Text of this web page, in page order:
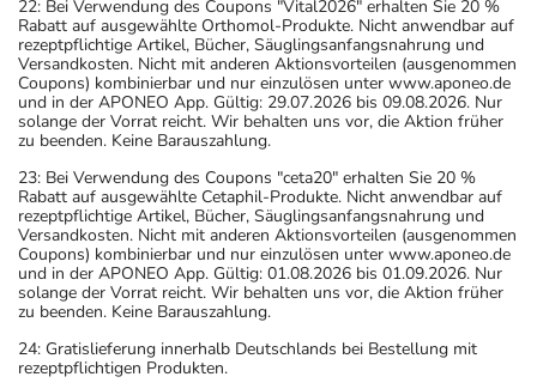
22: Bei Verwendung des Coupons "Vital2026" erhalten Sie 20 %
Rabatt auf ausgewählte Orthomol-Produkte. Nicht anwendbar auf
rezeptpflichtige Artikel, Bücher, Säuglingsanfangsnahrung und
Versandkosten. Nicht mit anderen Aktionsvorteilen (ausgenommen
Coupons) kombinierbar und nur einzulösen unter www.aponeo.de
und in der APONEO App. Gültig: 29.07.2026 bis 09.08.2026. Nur
solange der Vorrat reicht. Wir behalten uns vor, die Aktion früher
zu beenden. Keine Barauszahlung.
23: Bei Verwendung des Coupons "ceta20" erhalten Sie 20 %
Rabatt auf ausgewählte Cetaphil-Produkte. Nicht anwendbar auf
rezeptpflichtige Artikel, Bücher, Säuglingsanfangsnahrung und
Versandkosten. Nicht mit anderen Aktionsvorteilen (ausgenommen
Coupons) kombinierbar und nur einzulösen unter www.aponeo.de
und in der APONEO App. Gültig: 01.08.2026 bis 01.09.2026. Nur
solange der Vorrat reicht. Wir behalten uns vor, die Aktion früher
zu beenden. Keine Barauszahlung.
24: Gratislieferung innerhalb Deutschlands bei Bestellung mit
rezeptpflichtigen Produkten.